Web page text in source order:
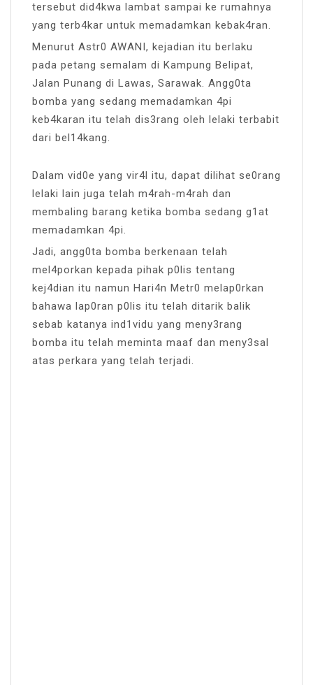
tersebut did4kwa lambat sampai ke rumahnya
yang terb4kar untuk memadamkan kebak4ran.
Menurut Astr0 AWANI, kejadian itu berlaku
pada petang semalam di Kampung Belipat,
Jalan Punang di Lawas, Sarawak. Angg0ta
bomba yang sedang memadamkan 4pi
keb4karan itu telah dis3rang oleh lelaki terbabit
dari bel14kang.
Dalam vid0e yang vir4l itu, dapat dilihat se0rang
lelaki lain juga telah m4rah-m4rah dan
membaling barang ketika bomba sedang g1at
memadamkan 4pi.
Jadi, angg0ta bomba berkenaan telah
mel4porkan kepada pihak p0lis tentang
kej4dian itu namun Hari4n Metr0 melap0rkan
bahawa lap0ran p0lis itu telah ditarik balik
sebab katanya ind1vidu yang meny3rang
bomba itu telah meminta maaf dan meny3sal
atas perkara yang telah terjadi.